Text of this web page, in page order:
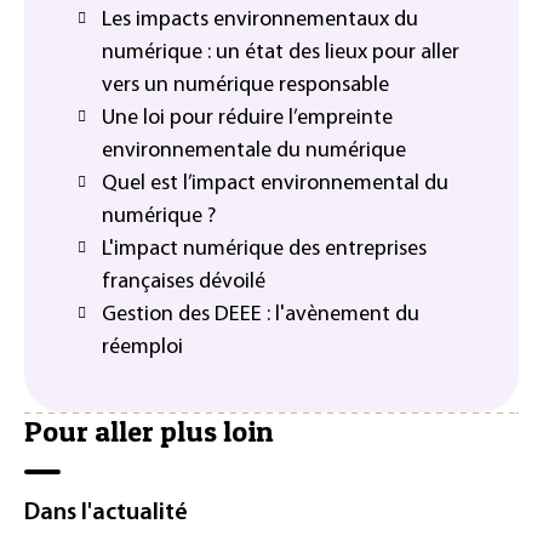
Les impacts environnementaux du
numérique : un état des lieux pour aller
vers un numérique responsable
Une loi pour réduire l’empreinte
environnementale du numérique
Quel est l’impact environnemental du
numérique ?
L'impact numérique des entreprises
françaises dévoilé
Gestion des DEEE : l'avènement du
réemploi
Pour aller plus loin
Dans l'actualité